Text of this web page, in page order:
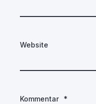
Website
Kommentar *